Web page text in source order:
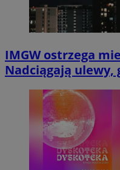
IMGW ostrzega
Nadciągają